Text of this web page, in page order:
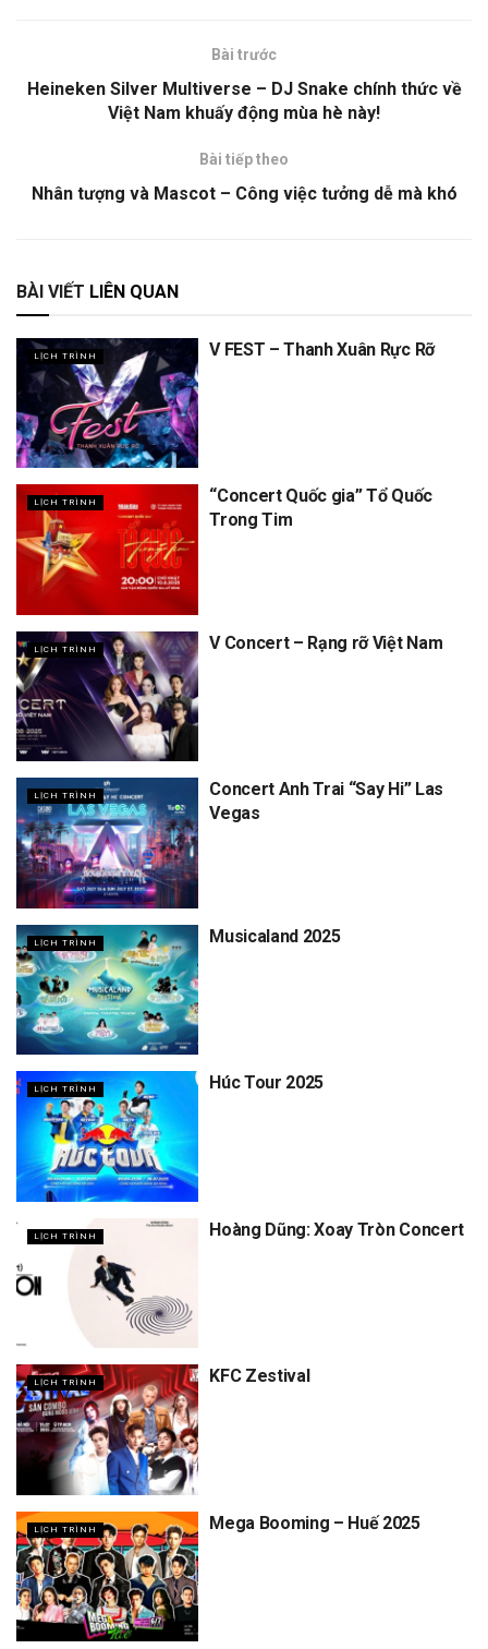
Bài trước
Heineken Silver Multiverse – DJ Snake chính thức về
Việt Nam khuấy động mùa hè này!
Bài tiếp theo
Nhân tượng và Mascot – Công việc tưởng dễ mà khó
BÀI VIẾT LIÊN QUAN
LỊCH TRÌNH V FEST – Thanh Xuân Rực Rỡ
LỊCH TRÌNH
“Concert Quốc gia” Tổ Quốc
Trong Tim
LỊCH TRÌNH V Concert – Rạng rỡ Việt Nam
LỊCH TRÌNH
Concert Anh Trai “Say Hi” Las
Vegas
LỊCH TRÌNH Musicaland 2025
LỊCH TRÌNH Húc Tour 2025
LỊCH TRÌNH Hoàng Dũng: Xoay Tròn Concert
LỊCH TRÌNH KFC Zestival
LỊCH TRÌNH Mega Booming – Huế 2025